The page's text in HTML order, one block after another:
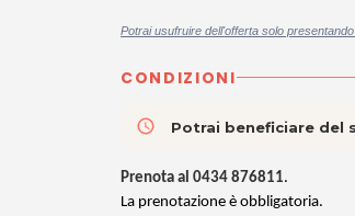
Potrai usufruire dell'offerta solo
CONDIZIONI
access_time Potrai beneficiare del
Prenota al 0434 876811.
La prenotazione è obbligatoria.